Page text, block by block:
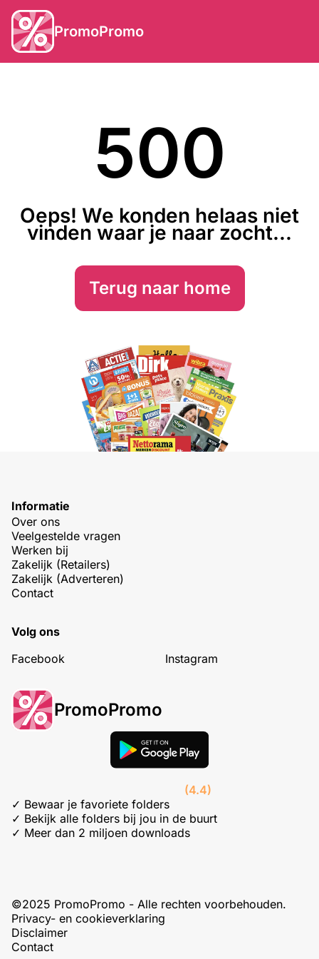
PromoPromo
500
Oeps! We konden helaas niet
vinden waar je naar zocht...
Terug naar home
Informatie
Over ons
Veelgestelde vragen
Werken bij
Zakelijk (Retailers)
Zakelijk (Adverteren)
Contact
Volg ons
Facebook
Instagram
PromoPromo
(4.4)
✓ Bewaar je favoriete folders
✓ Bekijk alle folders bij jou in de buurt
✓ Meer dan 2 miljoen downloads
©2025 PromoPromo - Alle rechten voorbehouden.
Privacy- en cookieverklaring
Disclaimer
Contact